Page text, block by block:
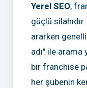
Yerel SEO,
güçlü
ararken
adı" ile arama
bir franchise
her şubenin